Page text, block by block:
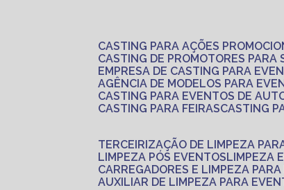
CASTING PARA AÇÕES
CASTING DE PROMOTORES PARA
EMPRESA DE CASTING PARA
AGÊNCIA DE MODELOS PARA
CASTING PARA EVENTOS DE
CASTING PARA FEIRAS
CASTING
TERCEIRIZAÇÃO DE LIMPEZA
LIMPEZA PÓS EVENTOS
LIMPEZA
CARREGADORES E LIMPEZA
AUXILIAR DE LIMPEZA PARA